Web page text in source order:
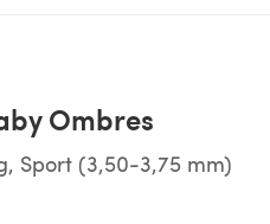
Ombres
Sport (3,50-3,75 mm)